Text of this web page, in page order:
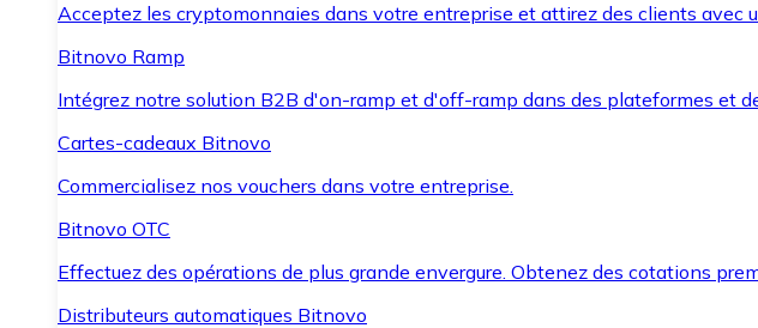
Acceptez les cryptomonnaies dans votre entreprise et attirez des clients avec
Bitnovo Ramp
Intégrez notre solution B2B d'on-ramp et d'off-ramp dans des plateformes et
Cartes-cadeaux Bitnovo
Commercialisez nos vouchers dans votre entreprise.
Bitnovo OTC
Effectuez des opérations de plus grande envergure. Obtenez des cotations
Distributeurs automatiques Bitnovo